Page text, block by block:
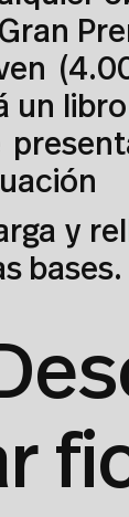
y
bases.